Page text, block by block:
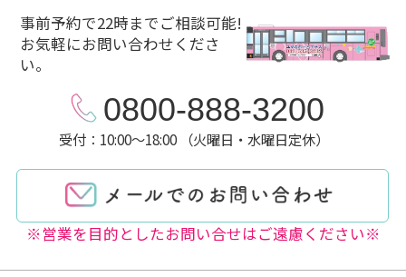
事前予約で22時までご相談可能!
お気軽にお問い合わせくださ
い。
0800-888-3200
受付：10:00～18:00 （火曜日・水曜日定休）
※営業を目的としたお問い合せはご遠慮ください※